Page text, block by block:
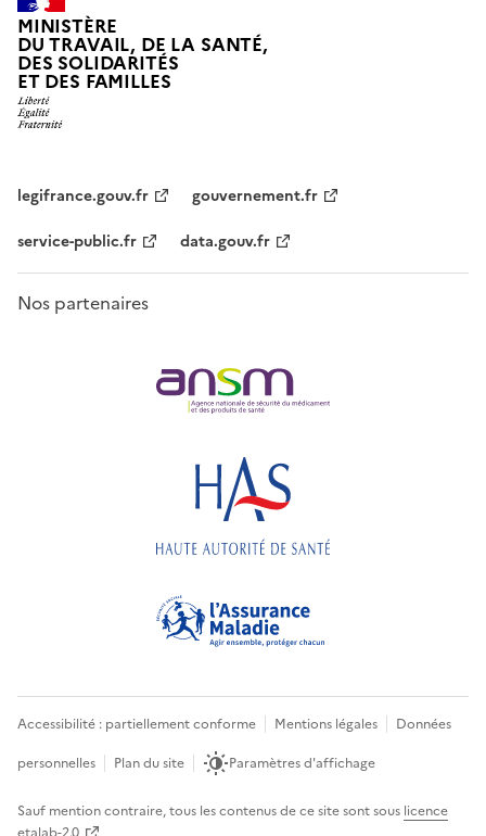
MINISTÈRE
DU TRAVAIL, DE LA SANTÉ,
DES SOLIDARITÉS
ET DES FAMILLES
legifrance.gouv.fr
gouvernement.fr
service-public.fr
data.gouv.fr
Nos partenaires
Accessibilité : partiellement conforme Mentions légales
Données
personnelles
Plan du site Paramètres d'affichage
Sauf mention contraire, tous les contenus de ce site sont sous licence